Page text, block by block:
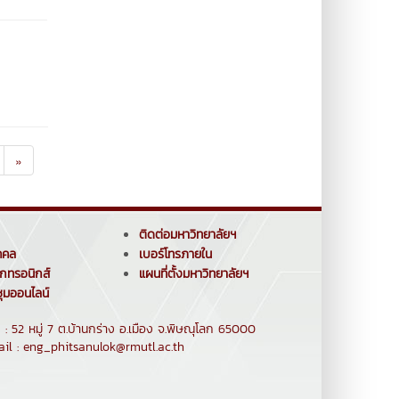
»
ล
ทรอนิกส์
ออนไลน์
ติดต่อมหาวิทยาลัยฯ
เบอร์โทรภายใน
แผนที่ตั้งมหาวิทยาลัยฯ
: 52 หมู่ 7 ต.บ้านกร่าง อ.เมือง จ.พิษณุโลก 65000
: eng_phitsanulok@rmutl.ac.th